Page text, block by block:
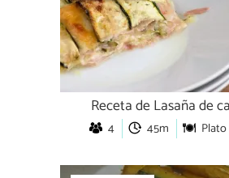
Receta de Lasaña de
4 45m